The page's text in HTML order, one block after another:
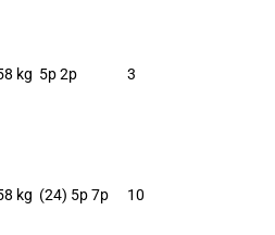
kg 5p 2p 3
kg (24) 5p 7p 10